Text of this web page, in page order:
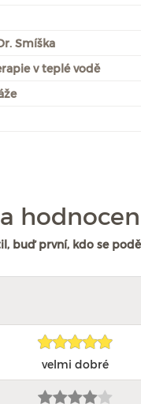
Smíška
v teplé vodě
buď první, kdo se
velmi dobré